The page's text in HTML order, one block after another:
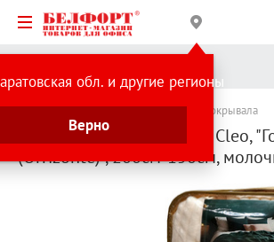
обл. и другие регионы
Верно
Каталог товаров Текстиль Пледы и покрывала
Плед полутораспальный, Cleo,
(Orrizonte)", 200см*150см,